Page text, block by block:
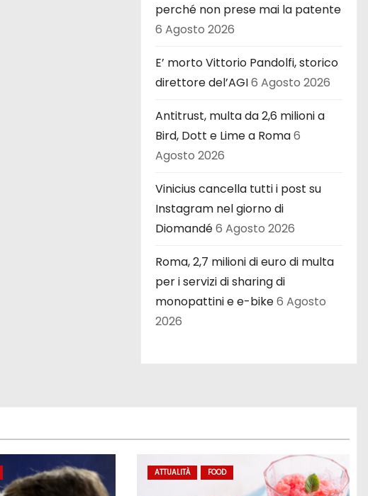
perché non prese mai la patente
6 Agosto 2026
E’ morto Vittorio Pandolfi, storico
direttore del’AGI6 Agosto 2026
Antitrust, multa da 2,6 milioni a
Bird, Dott e Lime a Roma6
Agosto 2026
Vinicius cancella tutti i post su
Instagram nel giorno di
Diomandé6 Agosto 2026
Roma, 2,7 milioni di euro di multa
per i servizi di sharing di
monopattini e e-bike6 Agosto
2026
ATTUALITÀ FOOD